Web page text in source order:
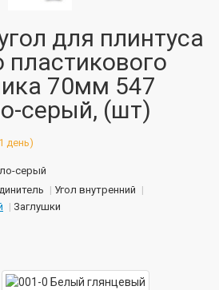
для плинтуса
пластикового
70мм 547
серый, (шт)
день)
серый
Угол внутренний
Заглушки